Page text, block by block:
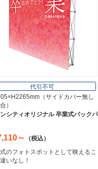
インテリア
Interior
オフィス用品
Office Supplies
ステンレス切文字
Stainless Sign
エッチングプレート
代引不可
（サイドカバー無し
）
シティオリジナル 卒業式バックパ
～
（税込）
のフォトスポットとして映えるこ
いなし！